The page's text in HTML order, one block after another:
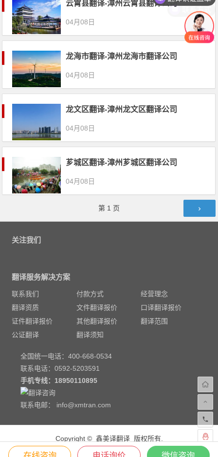
云霄县翻译-漳州云霄县翻译公司
04月08日
龙海市翻译-漳州龙海市翻译公司
04月08日
龙文区翻译-漳州龙文区翻译公司
04月08日
芗城区翻译-漳州芗城区翻译公司
04月08日
第 1 页
关注我们
翻译服务解决方案
联系我们 付款方式
经营理念
翻译资质
文件翻译报价
口译翻译报价
证件翻译报价
其他翻译报价
翻译范围
公证翻译
翻译须知
全国统一电话：400-668-0534
联系电话：0592-5203591
手机专线： 18950110895
联系电邮： info@xmtran.com
Copyright © 鑫美译翻译 版权所有.
漳州翻译服务机构—鑫美译翻译服务公司
联系方式